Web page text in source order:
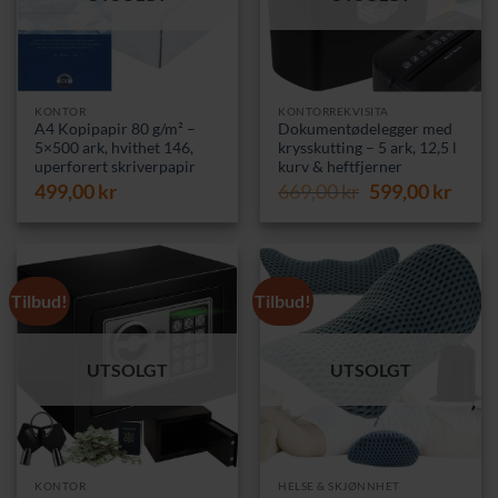
KONTOR
A4 Kopipapir 80 g/m² –
5×500 ark, hvithet 146,
uperforert skriverpapir
499,00kr
KONTORREKVISITA
Dokumentødelegger med
krysskutting – 5 ark, 12,5 l
kurv & heftfjerner
669,00kr Opprinnelig
669,00 kr.
599,00kr
Tilbud!
UTSOLGT
KONTOR
Tilbud!
UTSOLGT
HELSE & SKJØNNHET